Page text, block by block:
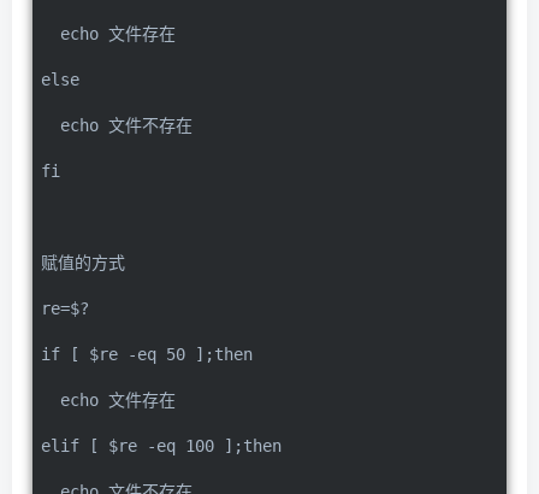
echo 文件存在
else
echo 文件不存在
fi
赋值的方式
re=$?
if [ $re -eq 50 ];then
echo 文件存在
elif [ $re -eq 100 ];then